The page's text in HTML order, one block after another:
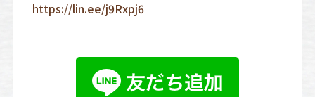
https://lin.ee/j9Rxpj6